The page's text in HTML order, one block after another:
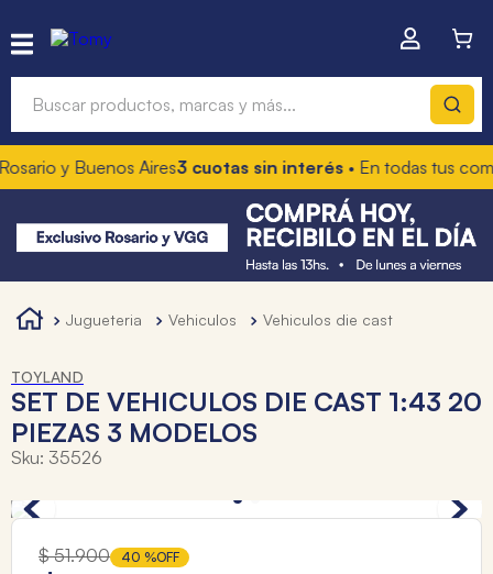
y Buenos Aires3 cuotas sin interés• En todas tus compras
jugueteria vehiculos vehiculos die cast
TOYLAND
SET DE VEHICULOS DIE CAST 1:43 20
PIEZAS 3 MODELOS
Sku: 35526
$ 51.900 40 %OFF
Términos más buscados
1.
hot wheels
3